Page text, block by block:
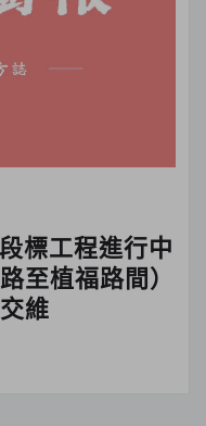
標工程進行中
至植福路間）
維